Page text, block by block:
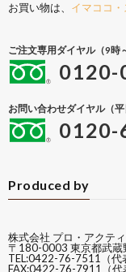
お買い物は、 イマココ・
ご注文専用ダイヤル（9時
0120-
お問い合わせダイヤル（平
0120-
Produced by
株式会社 プロ・アクテ
〒180-0003 東京都武
TEL:0422-76-7511（代
FAX:0422-76-7911（代